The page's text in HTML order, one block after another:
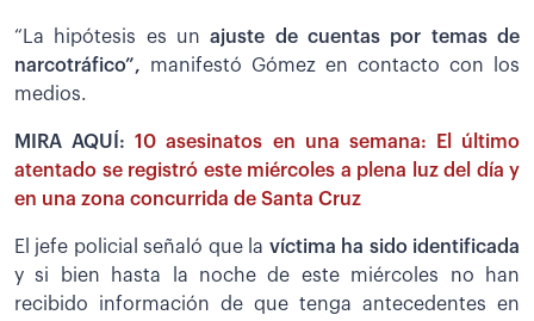
“La hipótesis es unajuste de cuentas por temas de
narcotráfico”, manifestó Gómez en contacto con los
medios.
MIRA AQUÍ:10 asesinatos en una semana: El último
atentado se registró este miércoles a plena luz del día y
en una zona concurrida de Santa Cruz
El jefe policial señaló que la víctima ha sido identificada
y si bien hasta la noche de este miércoles no han
recibido información de que tenga antecedentes en